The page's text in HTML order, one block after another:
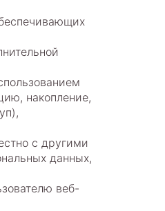
накопление,
с другими
данных,
веб-